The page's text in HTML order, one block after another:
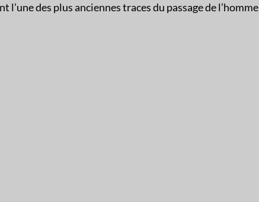
l’une des plus anciennes traces du passage de l’homme